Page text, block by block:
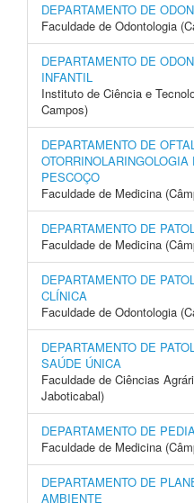
DEPARTAMENTO DE
Faculdade de Odontologia
DEPARTAMENTO DE
INFANTIL
Instituto de Ciência e
Campos)
DEPARTAMENTO DE
PESCOÇO
Faculdade de Medicina
DEPARTAMENTO DE
Faculdade de Medicina
DEPARTAMENTO DE
CLÍNICA
Faculdade de Odontologia
DEPARTAMENTO DE
SAÚDE ÚNICA
Faculdade de Ciências
Jaboticabal)
DEPARTAMENTO DE
Faculdade de Medicina
DEPARTAMENTO DE
AMBIENTE